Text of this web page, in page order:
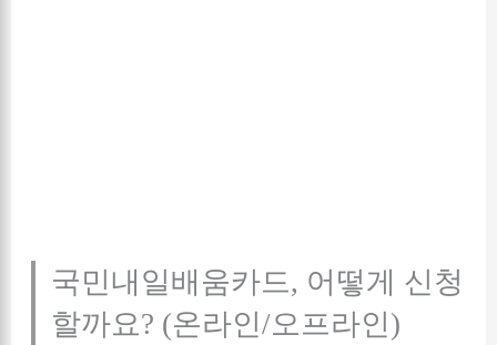
국민내일배움카드, 어떻게 신청
할까요? (온라인/오프라인)